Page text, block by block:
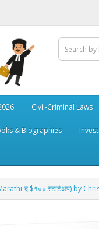
Civil-Criminal Laws
& Biographies
द $१०० स्टार्टअप) by